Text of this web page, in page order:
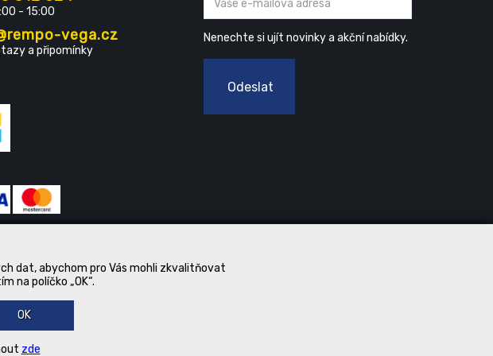
dat, abychom pro Vás mohli zkvalitňovat
na políčko „OK“.
OK
zde
- 15:00
vega.cz
a připomínky
Nenechte si ujít novinky a akční nabídky.
Odeslat